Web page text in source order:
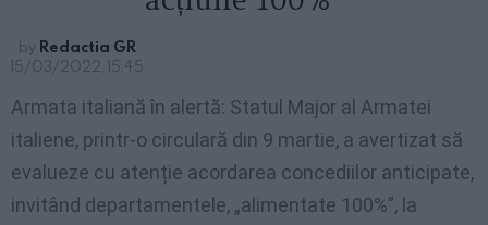
by Redactia GR
15/03/2022, 15:45
Armata italiană în alertă: Statul Major al Armatei
italiene, printr-o circulară din 9 martie, a avertizat să
evalueze cu atenție acordarea concediilor anticipate,
invitând departamentele, „alimentate 100%”, la